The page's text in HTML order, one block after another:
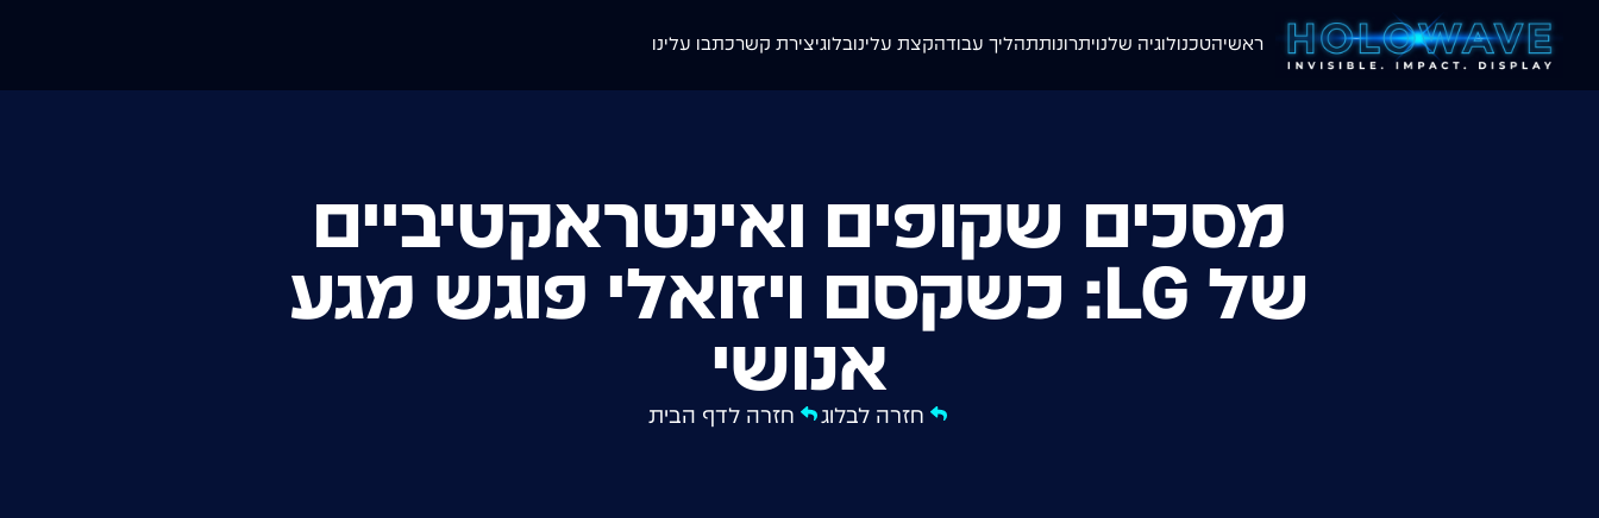
ראשיהטכנולוגיה שלנויתרונותתהליך עבודהקצת עלינובלוגיצירת קשרכתבו עלינו
מסכים שקופים ואינטראקטיביים
של LG: כשקסם ויזואלי פוגש מגע
אנושי
חזרה לבלוג חזרה לדף הבית